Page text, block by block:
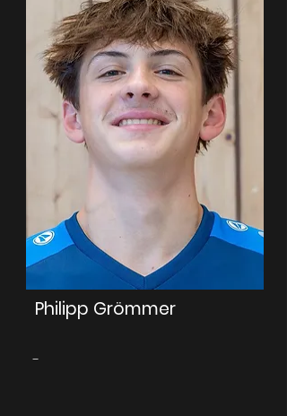
Philipp Grömmer
-